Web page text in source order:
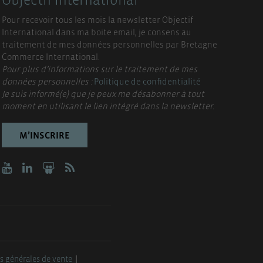
Pour recevoir tous les mois la newsletter Objectif
International dans ma boite email, je consens au
traitement de mes données personnelles par Bretagne
Commerce International.
Pour plus d’informations sur le traitement de mes
données personnelles :Politique de confidentialité
Je suis informé(e) que je peux me désabonner à tout
moment en utilisant le lien intégré dans la newsletter.
M’INSCRIRE
générales de vente